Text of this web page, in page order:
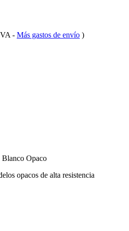
- Más gastos de envío )
Opaco
opacos de alta resistencia